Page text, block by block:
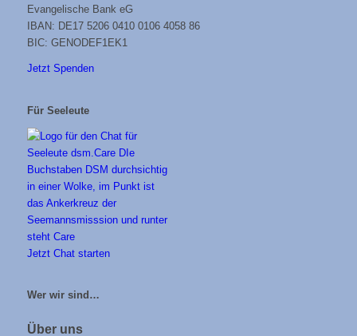
Evangelische Bank eG
IBAN: DE17 5206 0410 0106 4058 86
BIC: GENODEF1EK1
Jetzt Spenden
Für Seeleute
Jetzt Chat starten
Wer wir sind…
Über uns